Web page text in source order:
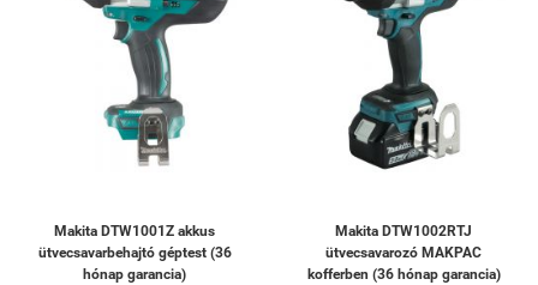
Makita DTW1001Z akkus
ütvecsavarbehajtó géptest (36
hónap garancia)
Makita DTW1002RTJ
ütvecsavarozó MAKPAC
kofferben (36 hónap garancia)